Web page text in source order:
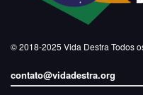
© 2018-2025 Vida Destra Todos
contato@vidadestra.org